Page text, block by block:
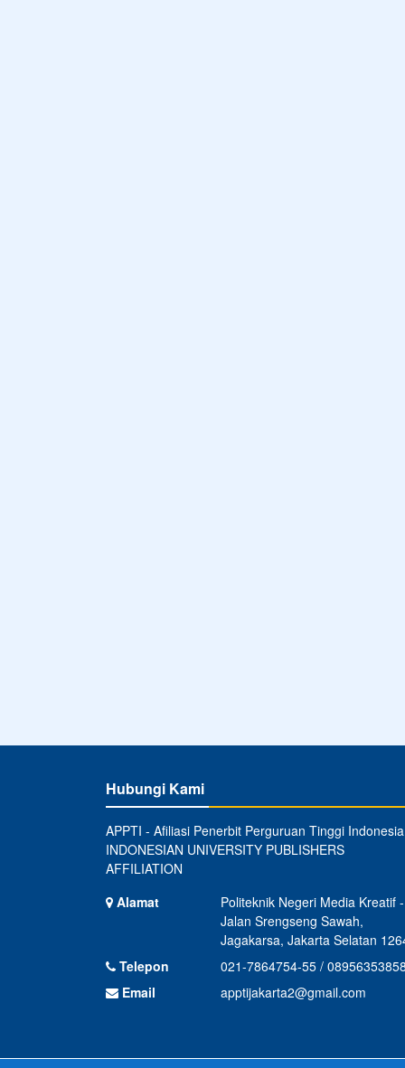
Hubungi Kami
APPTI - Afiliasi Penerbit Perguruan Tinggi Indonesia
INDONESIAN UNIVERSITY PUBLISHERS
AFFILIATION
Alamat
Politeknik Negeri Media Kreatif -
Jalan Srengseng Sawah,
Jagakarsa, Jakarta Selatan
Telepon
021-7864754-55 /
Email
apptijakarta2@gmail.com